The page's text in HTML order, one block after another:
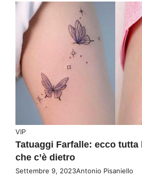
VIP
Tatuaggi Farfalle: ecco
che c’è dietro
Settembre 9, 2023Antonio Pisaniello